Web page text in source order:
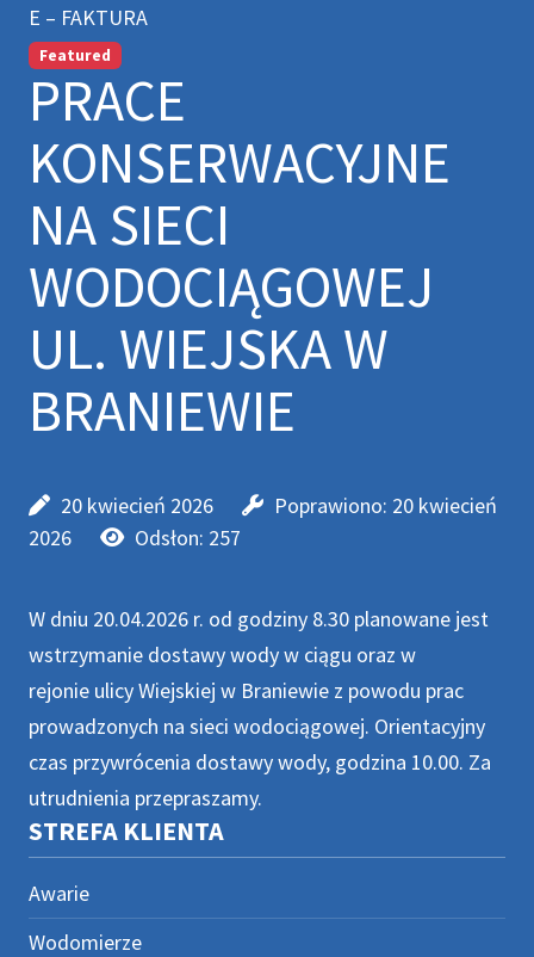
E – FAKTURA
Featured
PRACE
KONSERWACYJNE
NA SIECI
WODOCIĄGOWEJ
UL. WIEJSKA W
BRANIEWIE
20 kwiecień 2026
Poprawiono: 20 kwiecień
2026
Odsłon: 257
W dniu 20.04.2026 r. od godziny 8.30 planowane jest
wstrzymanie dostawy wody w ciągu oraz w
rejonie ulicy Wiejskiej w Braniewie z powodu prac
prowadzonych na sieci wodociągowej. Orientacyjny
czas przywrócenia dostawy wody, godzina 10.00. Za
utrudnienia przepraszamy.
STREFA KLIENTA
Awarie
Wodomierze